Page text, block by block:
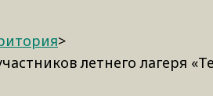
>
летнего лагеря